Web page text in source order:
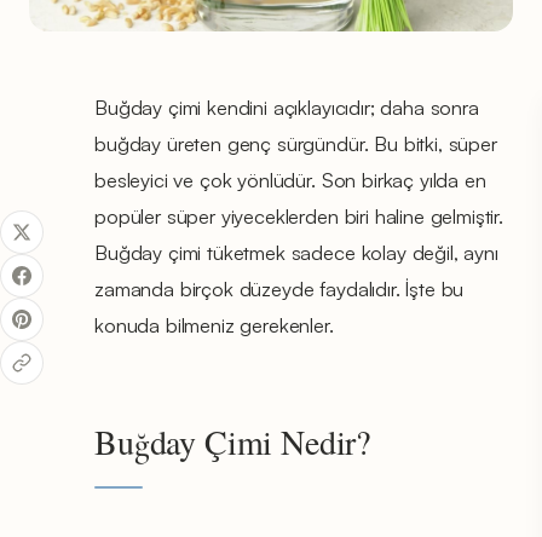
Buğday çimi kendini açıklayıcıdır; daha sonra
buğday üreten genç sürgündür. Bu bitki, süper
besleyici ve çok yönlüdür. Son birkaç yılda en
popüler süper yiyeceklerden biri haline gelmiştir.
Buğday çimi tüketmek sadece kolay değil, aynı
zamanda birçok düzeyde faydalıdır. İşte bu
konuda bilmeniz gerekenler.
Buğday Çimi Nedir?